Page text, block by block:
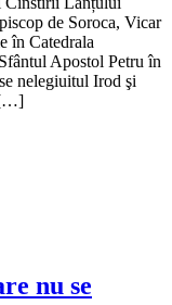
de Soroca, Vicar
în Catedrala
Apostol Petru în
nelegiuitul Irod şi
[…]
nu se